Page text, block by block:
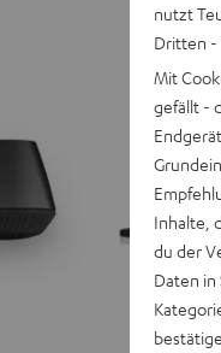
nutzt
Dritten -
Mit
gefällt -
Inhalte,
du der
Daten in